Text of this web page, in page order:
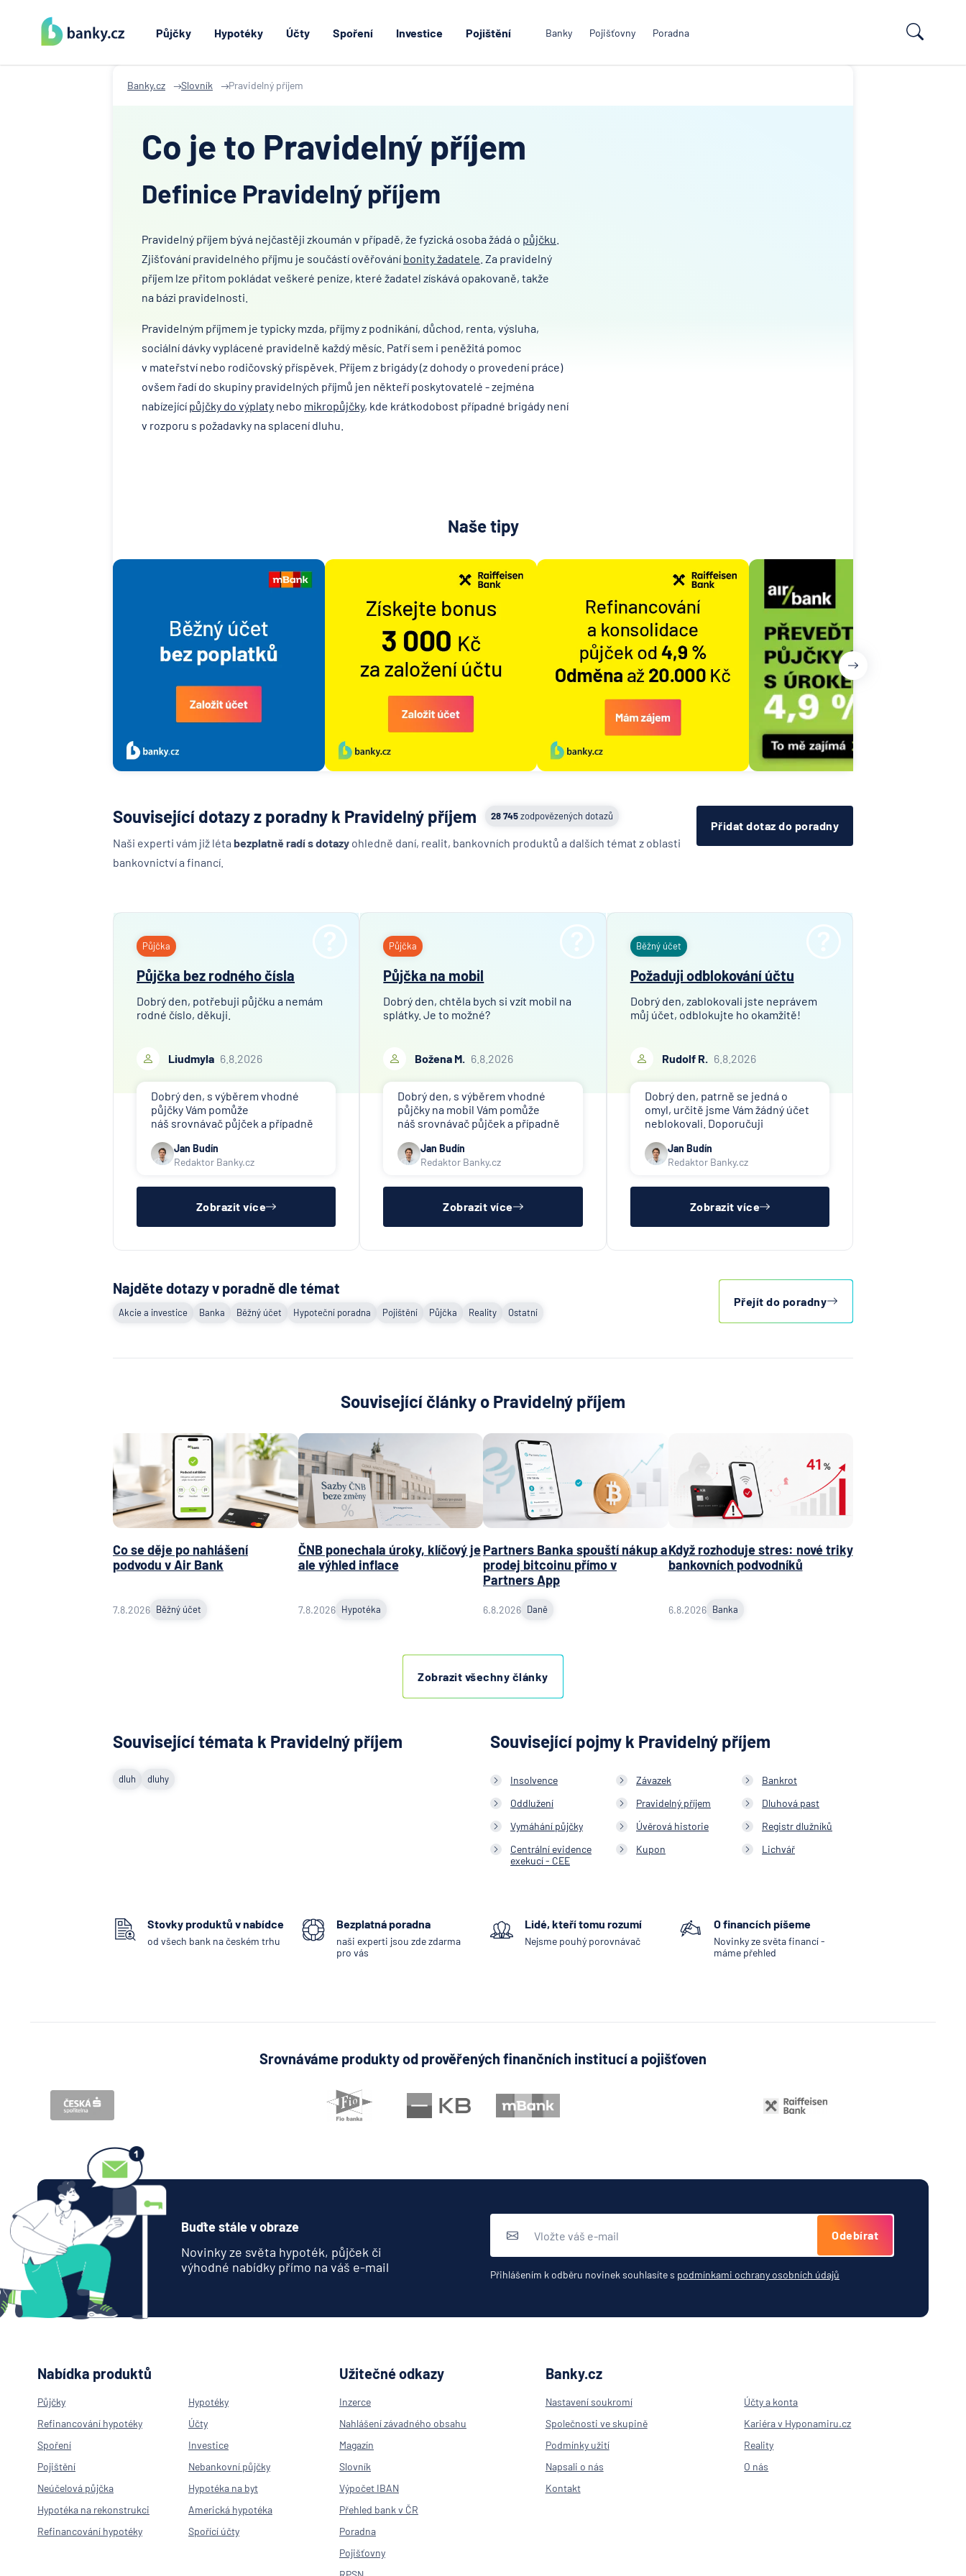
Půjčky Hypotéky Účty Spoření Investice Pojištění Banky Pojišťovny Poradna
Banky.cz Slovník Pravidelný příjem
Co je to Pravidelný příjem
Definice Pravidelný příjem
Pravidelný příjem bývá nejčastěji zkoumán v případě, že fyzická osoba žádá o půjčku
Zjišťování pravidelného příjmu je součástí ověřování bonity žadatele . Za pravidelný
příjem lze přitom pokládat veškeré peníze, které žadatel získává opakovaně, takže
na bázi pravidelnosti.
Pravidelným příjmem je typicky mzda, příjmy z podnikání, důchod, renta, výsluha,
sociální dávky vyplácené pravidelně každý měsíc. Patří sem i peněžitá pomoc
v mateřství nebo rodičovský příspěvek. Příjem z brigády (z dohody o provedení práce)
ovšem řadí do skupiny pravidelných příjmů jen někteří poskytovatelé - zejména
nabízející půjčky do výplaty nebo mikropůjčky, kde krátkodobost případné brigády není
v rozporu s požadavky na splacení dluhu.
Naše tipy
28 745zodpovězených dotazů
Související dotazy z poradny k Pravidelný příjem
Naši experti vám již léta bezplatně radí s dotazy ohledně daní, realit, bankovních produktů a dalších témat z oblasti
bankovnictví a financí.
Přidat dotaz do poradny
Půjčka
Půjčka bez rodného čísla
Dobrý den, potřebuji půjčku a nemám
rodné číslo, děkuji.
Liudmyla 6.8.2026
Dobrý den, s výběrem vhodné
půjčky Vám pomůže
náš srovnávač půjček a případně
půjček. Pro získání půjčky je třeba
mít dostatečný příjem, nebýt ve
čistý registr dlužník a ideálně mít
Jan Budín
Redaktor Banky.cz
Zobrazit více
Půjčka
Půjčka na mobil
Dobrý den, chtěla bych si vzít mobil na
splátky. Je to možné?
Božena M. 6.8.2026
Dobrý den, s výběrem vhodné
půjčky na mobil Vám pomůže
náš srovnávač půjček a případně
půjček. Pro získání půjčky (nebo
nákupu na splátky) je třeba mít
zkušební ani výpovědní lhůtě, mít
Jan Budín
Redaktor Banky.cz
Zobrazit více
Běžný účet
Požaduji odblokování účtu
Dobrý den, zablokovali jste neprávem
můj účet, odblokujte ho okamžitě!
Rudolf R. 6.8.2026
Dobrý den, patrně se jedná o
omyl, určitě jsme Vám žádný účet
neblokovali. Doporučuji
zablokoval (exekutor, banka atd.).
Jan Budín
Redaktor Banky.cz
Zobrazit více
Najděte dotazy v poradně dle témat
Akcie a investice Banka Běžný účet Hypoteční poradna Pojištění Půjčka Reality Ostatní
Přejít do poradny
Související články o Pravidelný příjem
Co se děje po nahlášení
podvodu v Air Bank
7.8.2026 Běžný účet
ČNB ponechala úroky, klíčový je
ale výhled inflace
7.8.2026 Hypotéka
Partners Banka spouští nákup a
prodej bitcoinu přímo v
Partners App
6.8.2026 Daně
Když rozhoduje stres: nové triky
bankovních podvodníků
6.8.2026 Banka
Zobrazit všechny články
Související témata k Pravidelný příjem
dluh dluhy
Související pojmy k Pravidelný příjem
Insolvence Závazek
Bankrot
Oddlužení
Pravidelný příjem
Dluhová past
Vymáhání půjčky
Úvěrová historie
Registr dlužníků
Centrální evidence
exekucí - CEE
Kupon Lichvář
Stovky produktů v nabídce
od všech bank na českém trhu
Bezplatná poradna
naši experti jsou zde zdarma
pro vás
Lidé, kteří tomu rozumí
Nejsme pouhý porovnávač
O financích píšeme
Novinky ze světa financí -
máme přehled
Srovnáváme produkty od prověřených finančních institucí a pojišťoven
Buďte stále v obraze
Novinky ze světa hypoték, půjček či
výhodné nabídky přímo na váš e-mail
Odebírat
Přihlášením k odběru novinek souhlasíte s podmínkami ochrany osobních údajů
Nabídka produktů
Půjčky
Hypotéky
Refinancování hypotéky
Účty
Spoření
Investice
Pojištění
Nebankovní půjčky
Neúčelová půjčka
Hypotéka na byt
Hypotéka na rekonstrukci
Americká hypotéka
Refinancování hypotéky
Spořící účty
Užitečné odkazy
Inzerce
Nahlášení závadného obsahu
Magazín
Slovník
Výpočet IBAN
Přehled bank v ČR
Poradna
Pojišťovny
Banky.cz
Nastavení soukromí
Účty a konta
Společnosti ve skupině
Kariéra v Hyponamiru.cz
Podmínky užití
Reality
Napsali o nás
O nás
Kontakt